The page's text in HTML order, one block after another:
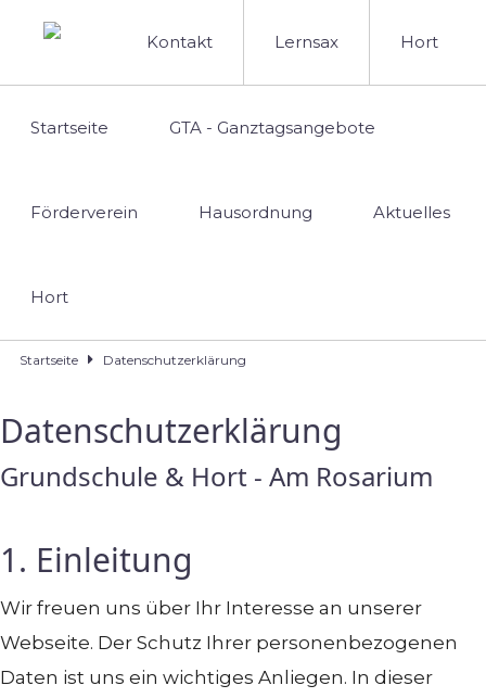
Hort
Lernsax
Kontakt
Startseite GTA - Ganztagsangebote
Förderverein Hausordnung Aktuelles
Hort
Startseite Datenschutzerklärung
Datenschutzerklärung
Grundschule & Hort - Am Rosarium
1. Einleitung
Wir freuen uns über Ihr Interesse an unserer
Webseite. Der Schutz Ihrer personenbezogenen
Daten ist uns ein wichtiges Anliegen. In dieser